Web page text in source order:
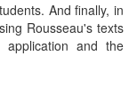
And finally, in
Rousseau's texts
and the